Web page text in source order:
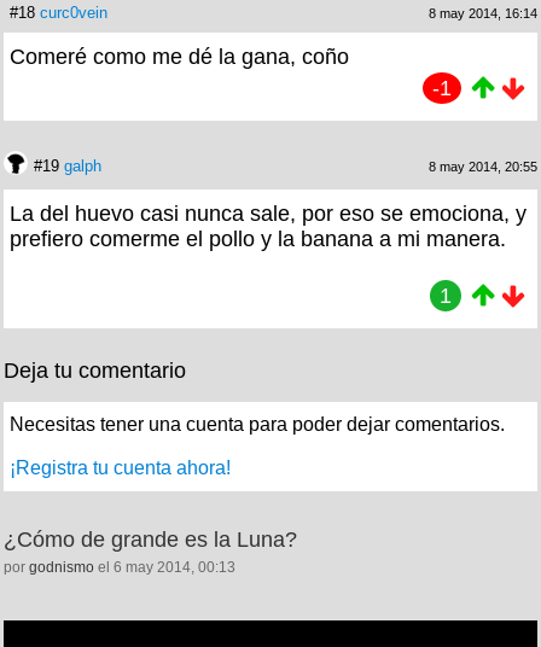
#18 curc0vein 8 may 2014, 16:14
Comeré como me dé la gana, coño
-1
#19 galph 8 may 2014, 20:55
La del huevo casi nunca sale, por eso se emociona, y
prefiero comerme el pollo y la banana a mi manera.
1
Deja tu comentario
Necesitas tener una cuenta para poder dejar comentarios.
¡Registra tu cuenta ahora!
¿Cómo de grande es la Luna?
por godnismo el 6 may 2014, 00:13